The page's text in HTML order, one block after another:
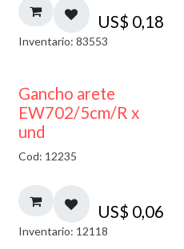
US$ 0,18
Inventario: 83553
Gancho arete
EW702/5cm/R x
und
Cod: 12235
US$ 0,06
Inventario: 12118